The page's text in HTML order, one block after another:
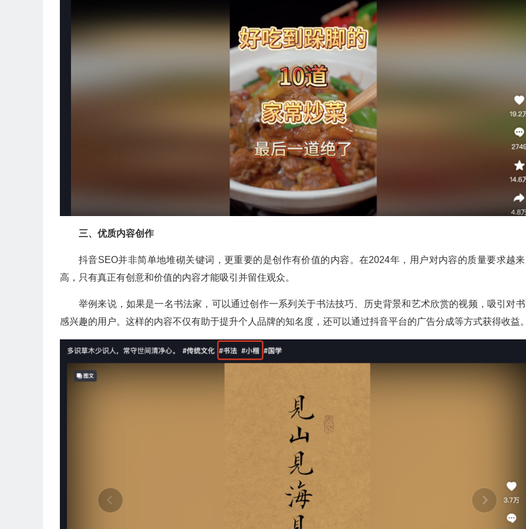
三、优质内容创作
抖音SEO并非简单地堆砌关键词，更重要的是创作有价值的内容。在2024年，用户对内容的质量要求越
高，只有真正有创意和价值的内容才能吸引并留住观众。
举例来说，如果是一名书法家，可以通过创作一系列关于书法技巧、历史背景和艺术欣赏的视频，吸引对
感兴趣的用户。这样的内容不仅有助于提升个人品牌的知名度，还可以通过抖音平台的广告分成等方式获得收益